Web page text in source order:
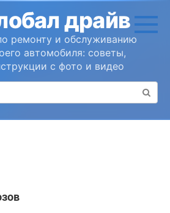
драйв
ремонту и обслуживанию
автомобиля: советы,
с фото и видео